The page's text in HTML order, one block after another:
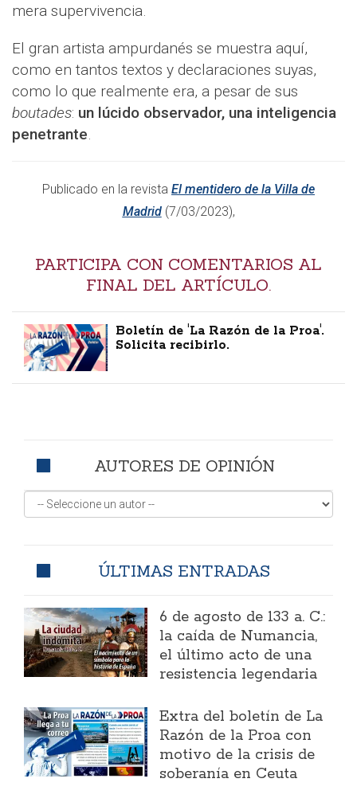
mera supervivencia.
El gran artista ampurdanés se muestra aquí,
como en tantos textos y declaraciones suyas,
como lo que realmente era, a pesar de sus
boutades: un lúcido observador, una inteligencia
penetrante.
Publicado en la revista El mentidero de la Villa de
Madrid(7/03/2023),
PARTICIPA CON COMENTARIOS AL
FINAL DEL ARTÍCULO.
Boletín de 'La Razón de la Proa'.
Solicita recibirlo.
AUTORES DE OPINIÓN
ÚLTIMAS ENTRADAS
6 de agosto de 133 a. C.:
la caída de Numancia,
el último acto de una
resistencia legendaria
Extra del boletín de La
Razón de la Proa con
motivo de la crisis de
soberanía en Ceuta